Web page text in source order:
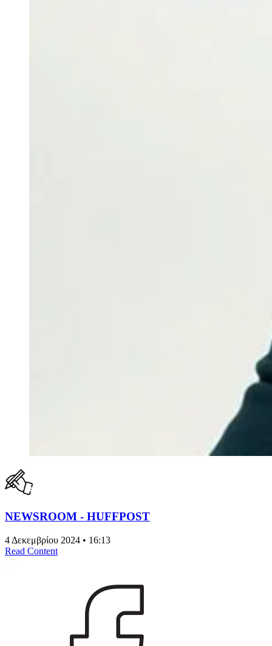
NEWSROOM - HUFFPOST
4 Δεκεμβρίου 2024 • 16:13
Read Content